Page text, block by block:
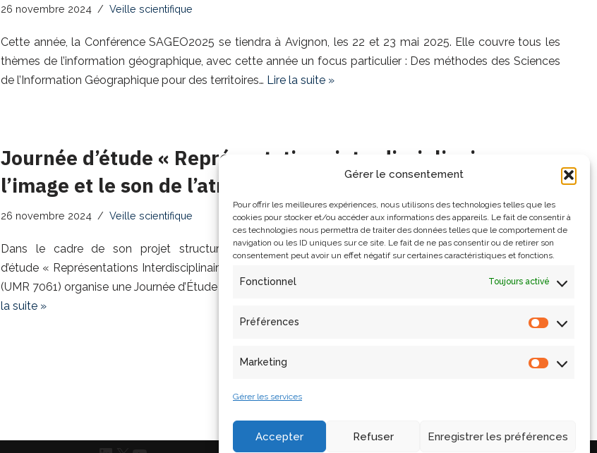
Gérer le consentement
Pour offrir les meilleures expériences, nous utilisons des technologies telles que les
cookies pour stocker et/ou accéder aux informations des appareils. Le fait de consentir à
ces technologies nous permettra de traiter des données telles que le comportement de
navigation ou les ID uniques sur ce site. Le fait de ne pas consentir ou de retirer son
consentement peut avoir un effet négatif sur certaines caractéristiques et fonctions.
Fonctionnel Toujours activé
Préférences
Marketing
Gérer les services
Accepter Refuser Enregistrer les préférences
26 novembre 2024 Veille scientifique
Cette année, la Conférence SAGEO2025 se tiendra à Avignon, les 22 et 23 mai 2025. Elle couvre tous les
thèmes de l’information géographique, avec cette année un focus particulier : Des méthodes des Sciences
de l’Information Géographique pour des territoires… Lire la suite »
Journée d’étude « Représentations interdisciplinaire par
l’image et le son de l’atmosphère »
26 novembre 2024 Veille scientifique
Dans le cadre de son projet structurant AtmosphèreS, le laboratoire PRISM organise la journée
d’étude « Représentations Interdisciplinaires par l’Image et le Son de l’Atmosphère » Le Laboratoire PRISM
(UMR 7061) organise une Journée d’Étude « Représentations Interdisciplinaires par l’Image et le Son de…Lire
la suite »